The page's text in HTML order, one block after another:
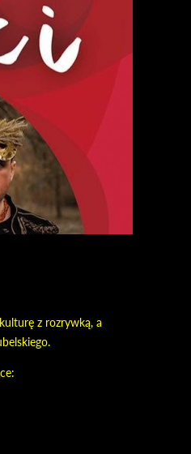
z rozrywką, a